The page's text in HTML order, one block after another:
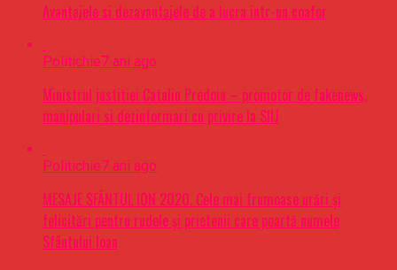
Avantajele si dezavantajele de a lucra intr-un coafor
Politichie7 ani ago
Ministrul justitiei Catalin Predoiu – promotor de fakenews,
manipulari si dezinformari cu privire la SIIJ
Politichie7 ani ago
MESAJE SFÂNTUL ION 2020. Cele mai frumoase urări şi
felicitări pentru rudele şi prietenii care poartă numele
Sfântului Ioan